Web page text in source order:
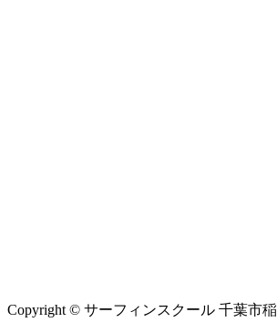
Copyright © サーフィンスクール 千葉市